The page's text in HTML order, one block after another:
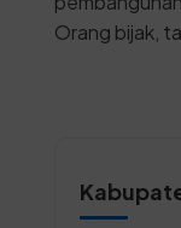
Orang bijak,